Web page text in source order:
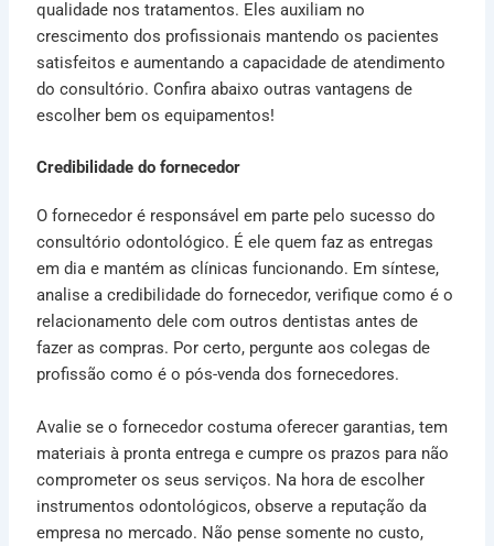
qualidade nos tratamentos. Eles auxiliam no
crescimento dos profissionais mantendo os pacientes
satisfeitos e aumentando a capacidade de atendimento
do consultório. Confira abaixo outras vantagens de
escolher bem os equipamentos!
Credibilidade do fornecedor
O fornecedor é responsável em parte pelo sucesso do
consultório odontológico. É ele quem faz as entregas
em dia e mantém as clínicas funcionando. Em síntese,
analise a credibilidade do fornecedor, verifique como é o
relacionamento dele com outros dentistas antes de
fazer as compras. Por certo, pergunte aos colegas de
profissão como é o pós-venda dos fornecedores.
Avalie se o fornecedor costuma oferecer garantias, tem
materiais à pronta entrega e cumpre os prazos para não
comprometer os seus serviços. Na hora de escolher
instrumentos odontológicos, observe a reputação da
empresa no mercado. Não pense somente no custo,